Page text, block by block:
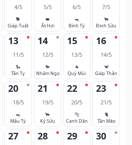
4/5
🐕
Giáp Tuất
5/5
🐖
Ất Hợi
6/5
🐀
Bính Tý
7/5
🐂
Đinh Sửu
13
11/5
🐍
Tân Tỵ
14
12/5
🐎
Nhâm Ngọ
15
13/5
🐐
Quý Mùi
16
14/5
🐒
Giáp Thân
20
18/5
🐀
Mậu Tý
21
19/5
🐂
Kỷ Sửu
22
20/5
🐅
Canh Dần
23
21/5
🐈
Tân Mão
27 28 29 30